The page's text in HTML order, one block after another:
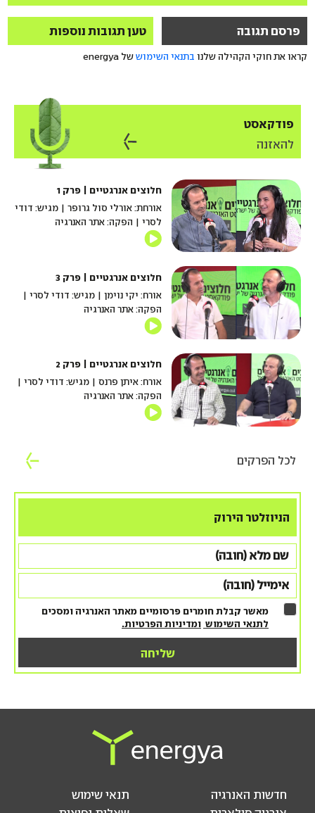
פרסם תגובה טען תגובות נוספות
קראו את חוקי הקהילה שלנו בתנאי השימוששל energya
פודקאסט
להאזנה
חלוצים אנרגטיים | פרק 1
אורחת: אורלי סול גרופר | מגיש: דודי
לסרי | הפקה: אתר האנרגיה
חלוצים אנרגטיים | פרק 3
אורח: יקי נוימן | מגיש: דודי לסרי |
הפקה: אתר האנרגיה
חלוצים אנרגטיים | פרק 2
אורח: איתן פרנס | מגיש: דודי לסרי |
הפקה: אתר האנרגיה
לכל הפרקים
הניוזלטר הירוק
מאשר קבלת חומרים פרסומיים מאתר האנרגיה ומסכים
לתנאי השימוש ומדיניות הפרטיות.
חדשות האנרגיה
תנאי שימוש